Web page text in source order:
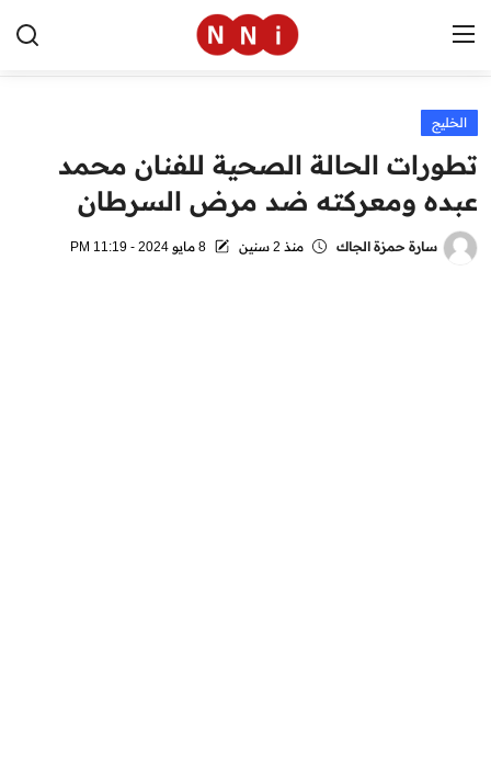
الرئيسية
اخبار مصر
العالم
الخليج
تطورات الحالة الصحية للفنان محمد
عبده ومعركته ضد مرض السرطان
سارة حمزة الجاك منذ 2 سنين 8 مايو 2024 - 11:19 PM